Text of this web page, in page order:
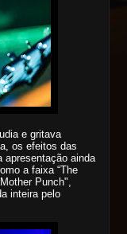
e gritava
os efeitos das
apresentação ainda
a faixa “The
Punch",
inteira pelo